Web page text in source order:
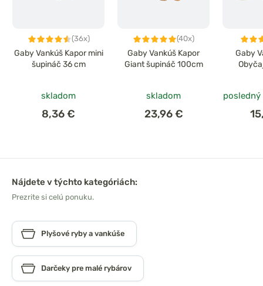
(36x)
Gaby Vankúš Kapor mini
šupináč 36 cm
skladom
8,36 €
(40x)
Gaby Vankúš Kapor
Giant šupináč 100cm
skladom
23,96 €
Gaby
Nájdete v týchto kategóriách:
Prezrite si celú ponuku.
Plyšové ryby a vankúše
Darčeky pre malé rybárov